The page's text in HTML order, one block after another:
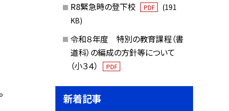
R8緊急時の登下校 PDF
(191
KB)
令和８年度 特別の教育課程（書
道科）の編成の方針等について
（小３４）
PDF
新着記事